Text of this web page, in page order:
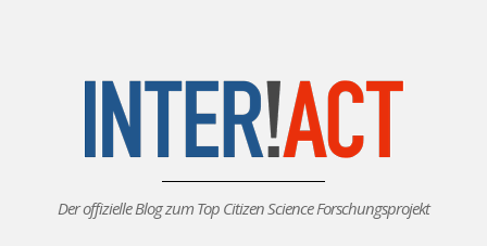
Der offizielle Blog zum Top Citizen Science Forschungsprojekt